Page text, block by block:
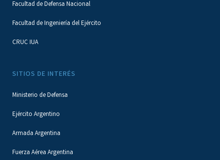
Facultad de Defensa Nacional
Facultad de Ingeniería del Ejército
CRUC IUA
SITIOS DE INTERÉS
Ministerio de Defensa
Ejército Argentino
Armada Argentina
Fuerza Aérea Argentina